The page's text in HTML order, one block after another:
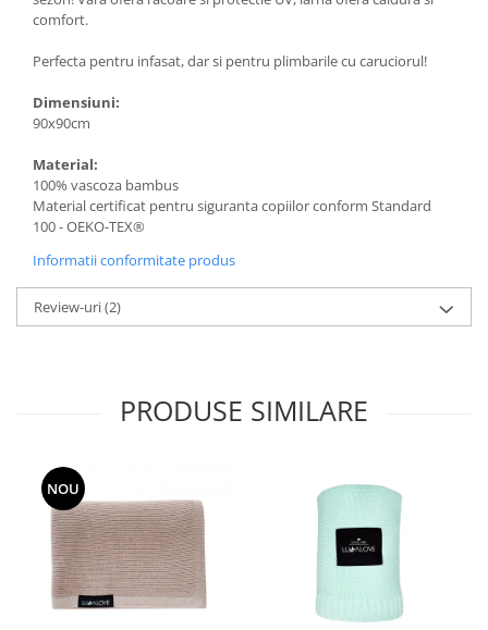
comfort.
Perfecta pentru infasat, dar si pentru plimbarile cu caruciorul!
Dimensiuni:
90x90cm
Material:
100% vascoza bambus
Material certificat pentru siguranta copiilor conform Standard
100 - OEKO-TEX®
Informatii conformitate produs
Review-uri(2)
PRODUSE SIMILARE
NOU